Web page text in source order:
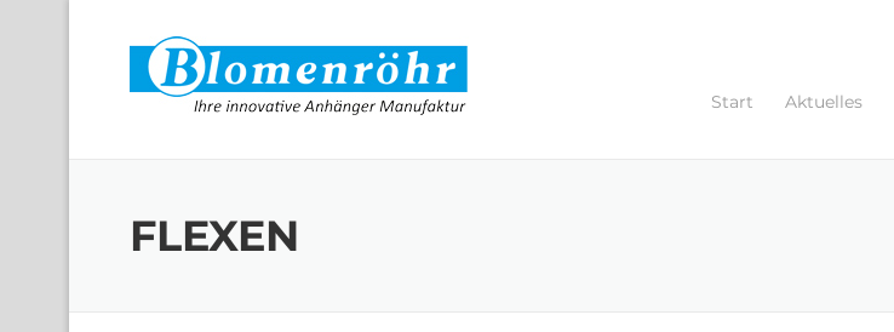
Start Aktuelles
FLEXEN